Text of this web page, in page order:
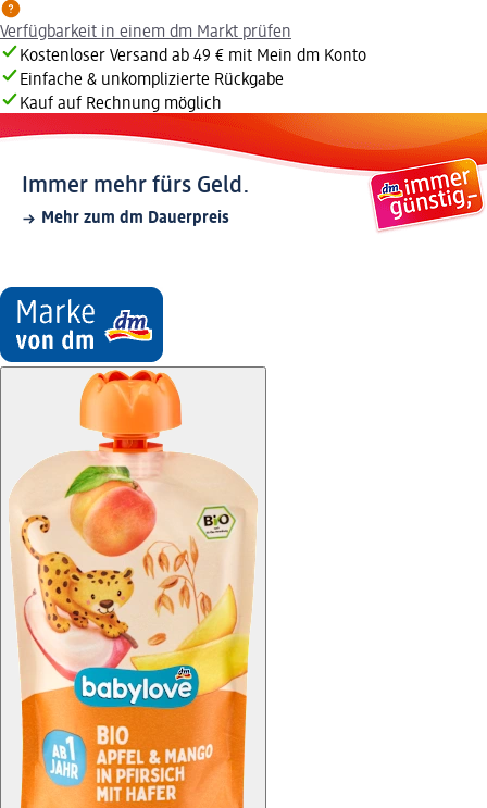
Verfügbarkeit in einem dm Markt prüfen
Kostenloser Versand ab 49 € mit Mein dm Konto
Einfache & unkomplizierte Rückgabe
Kauf auf Rechnung möglich
Immer mehr fürs Geld.
Mehr zum dm Dauerpreis